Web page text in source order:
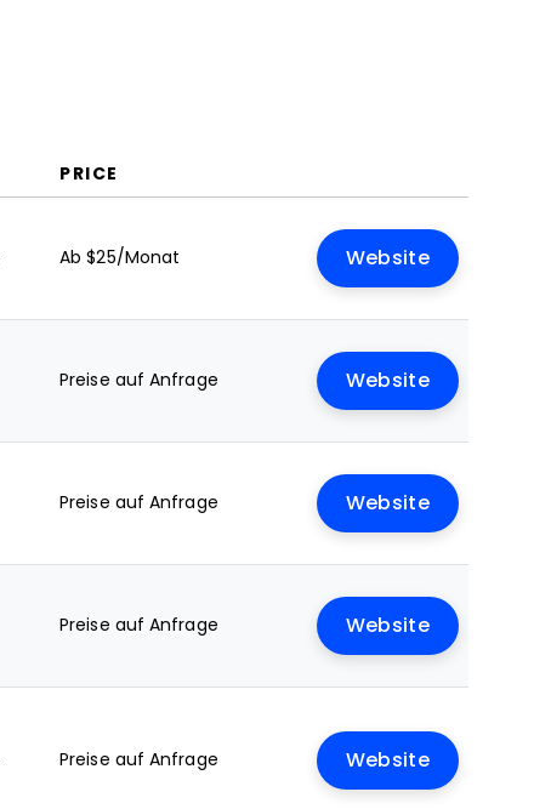
PRICE
Ab $25/Monat Website
Preise auf Anfrage Website
Preise auf Anfrage Website
Preise auf Anfrage Website
Preise auf Anfrage Website
Alternative suchen?